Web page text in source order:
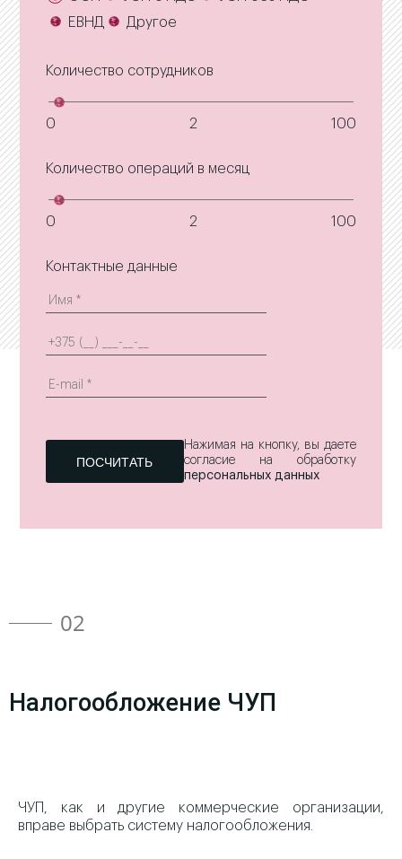
ЕВНД
Другое
Количество сотрудников
0 2 100
Количество операций в месяц
0 2 100
Контактные данные
Нажимая на кнопку, вы даете
согласие на обработку
персональных данных
02
Налогообложение ЧУП
ЧУП, как и другие коммерческие организации,
вправе выбрать систему налогообложения.